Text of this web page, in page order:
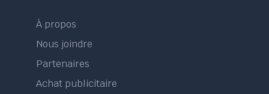
À propos
Nous joindre
Partenaires
Achat publicitaire